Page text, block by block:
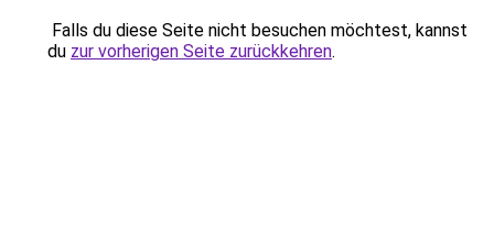
Falls du diese Seite nicht besuchen möchtest, kannst
du zur vorherigen Seite zurückkehren.